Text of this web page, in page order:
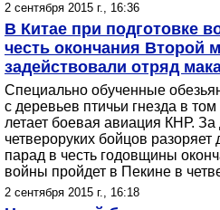
2 сентября 2015 г., 16:36
В Китае при подготовке
честь окончания Второй
задействовали отряд
Специально обученные
с деревьев птичьи гнезда в
летает боевая авиация КНР. За
четвероруких бойцов
парад в честь годовщины
войны пройдет в Пекине в
2 сентября 2015 г., 16:18